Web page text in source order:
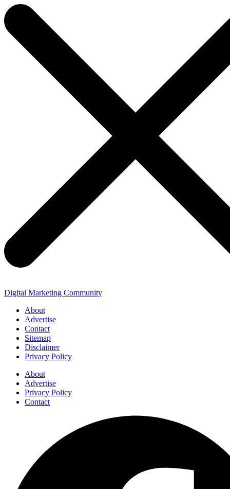
Digital Marketing Community
About
Advertise
Contact
Sitemap
Disclaimer
Privacy Policy
About
Advertise
Privacy Policy
Contact